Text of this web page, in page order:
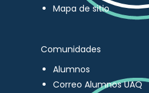
Mapa de sitio
Comunidades
Alumnos
Correo Alumnos UAQ